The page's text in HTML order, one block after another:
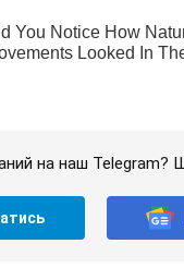
на наш Telegram?